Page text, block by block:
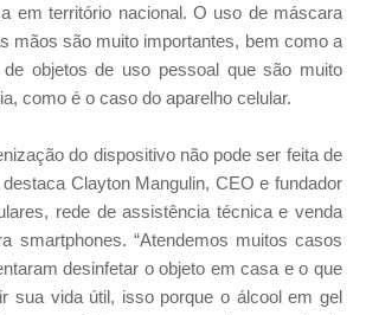
em território nacional. O uso de máscara
mãos são muito importantes, bem como a
de objetos de uso pessoal que são muito
como é o caso do aparelho celular.
do dispositivo não pode ser feita de
Clayton Mangulin, CEO e fundador
rede de assistência técnica e venda
smartphones. “Atendemos muitos casos
desinfetar o objeto em casa e o que
sua vida útil, isso porque o álcool em gel